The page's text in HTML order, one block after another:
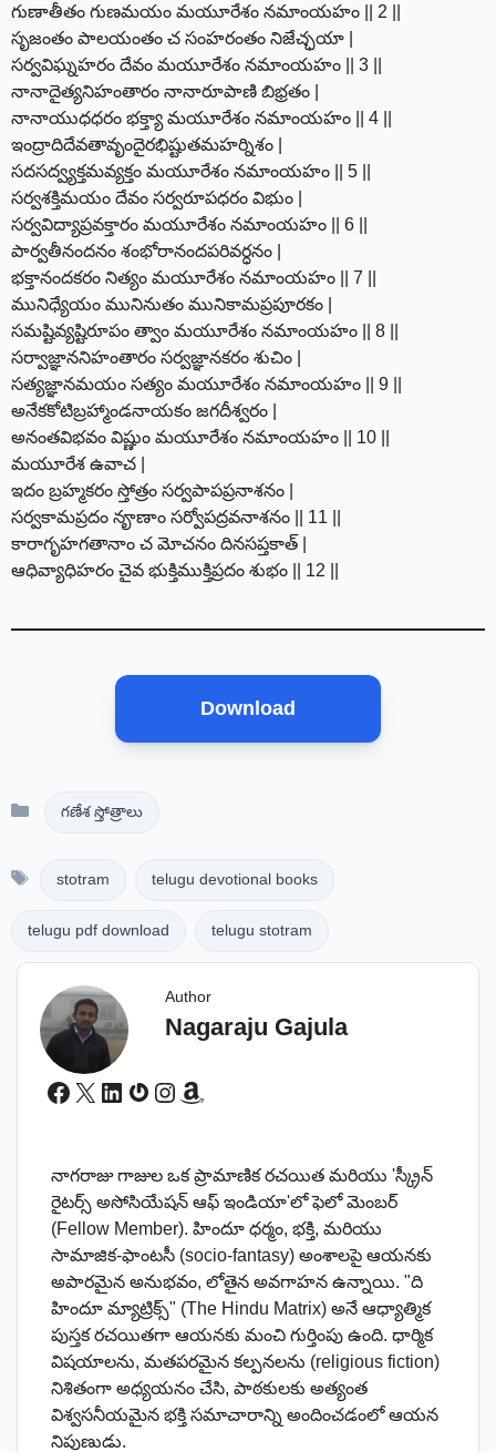
గుణాతీతం గుణమయం మయూరేశం నమాంయహం || 2 ||
సృజంతం పాలయంతం చ సంహరంతం నిజేచ్ఛయా |
సర్వవిఘ్నహరం దేవం మయూరేశం నమాంయహం || 3 ||
నానాదైత్యనిహంతారం నానారూపాణి బిభ్రతం |
నానాయుధధరం భక్త్యా మయూరేశం నమాంయహం || 4 ||
ఇంద్రాదిదేవతావృందైరభిష్టుతమహర్నిశం |
సదసద్వ్యక్తమవ్యక్తం మయూరేశం నమాంయహం || 5 ||
సర్వశక్తిమయం దేవం సర్వరూపధరం విభుం |
సర్వవిద్యాప్రవక్తారం మయూరేశం నమాంయహం || 6 ||
పార్వతీనందనం శంభోరానందపరివర్ధనం |
భక్తానందకరం నిత్యం మయూరేశం నమాంయహం || 7 ||
మునిధ్యేయం మునినుతం మునికామప్రపూరకం |
సమష్టివ్యష్టిరూపం త్వాం మయూరేశం నమాంయహం || 8 ||
సర్వాజ్ఞాననిహంతారం సర్వజ్ఞానకరం శుచిం |
సత్యజ్ఞానమయం సత్యం మయూరేశం నమాంయహం || 9 ||
అనేకకోటిబ్రహ్మాండనాయకం జగదీశ్వరం |
అనంతవిభవం విష్ణుం మయూరేశం నమాంయహం || 10 ||
మయూరేశ ఉవాచ |
ఇదం బ్రహ్మకరం స్తోత్రం సర్వపాపప్రనాశనం |
సర్వకామప్రదం నౄణాం సర్వోపద్రవనాశనం || 11 ||
కారాగృహగతానాం చ మోచనం దినసప్తకాత్ |
ఆధివ్యాధిహరం చైవ భుక్తిముక్తిప్రదం శుభం || 12 ||
Download
Categories
గణేశ స్తోత్రాలు
Tagsstotram telugu devotional books
telugu pdf download telugu stotram
Author
Nagaraju Gajula
Facebook
X LinkedIn
Gravatar
Instagram
Amazon
నాగరాజు గాజుల ఒక ప్రామాణిక రచయిత మరియు 'స్క్రీన్
రైటర్స్ అసోసియేషన్ ఆఫ్ ఇండియా'లో ఫెలో మెంబర్
(Fellow Member). హిందూ ధర్మం, భక్తి, మరియు
సామాజిక-ఫాంటసీ (socio-fantasy) అంశాలపై ఆయనకు
అపారమైన అనుభవం, లోతైన అవగాహన ఉన్నాయి. "ది
హిందూ మ్యాట్రిక్స్" (The Hindu Matrix) అనే ఆధ్యాత్మిక
పుస్తక రచయితగా ఆయనకు మంచి గుర్తింపు ఉంది. ధార్మిక
విషయాలను, మతపరమైన కల్పనలను (religious fiction)
నిశితంగా అధ్యయనం చేసి, పాఠకులకు అత్యంత
విశ్వసనీయమైన భక్తి సమాచారాన్ని అందించడంలో ఆయన
నిపుణుడు.